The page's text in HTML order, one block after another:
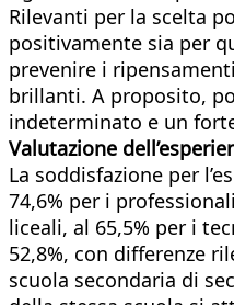
Rilevanti per la scelta
positivamente sia per
prevenire i
brillanti. A proposito,
indeterminato e un
Valutazione
La soddisfazione per
74,6% per i
liceali, al 65,5% per i
52,8%, con differenze
scuola secondaria di